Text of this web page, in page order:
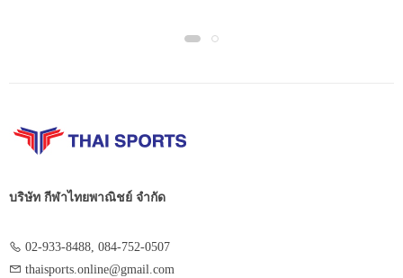
บริษัท กีฬาไทยพาณิชย์ จำกัด
02-933-8488, 084-752-0507
thaisports.online@gmail.com